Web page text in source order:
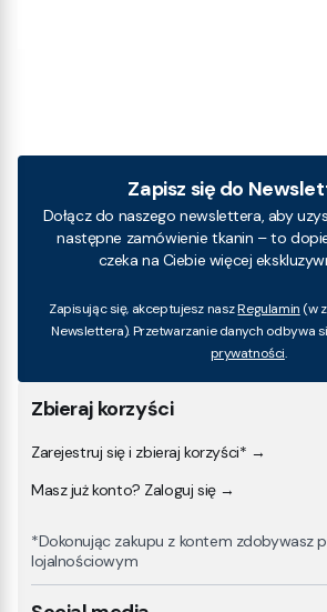
Zbieraj korzyści
Zarejestruj się i zbieraj korzyści* →
Masz już konto? Zaloguj się →
*Dokonując zakupu z kontem zdobywasz
lojalnościowym
Zapisz się do
Dołącz do naszego newslettera, aby
następne zamówienie tkanin – to
czeka na Ciebie więcej
Zapisując się, akceptujesz naszRegulamin (w
Newslettera). Przetwarzanie danych odbywa
prywatności.